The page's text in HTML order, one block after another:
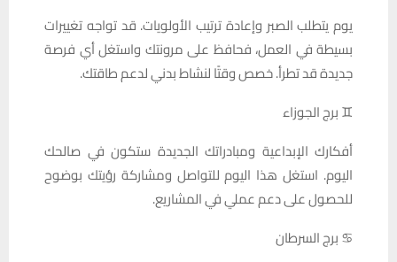
يوم يتطلب الصبر وإعادة ترتيب الأولويات. قد تواجه تغييرات
بسيطة في العمل، فحافظ على مرونتك واستغل أي فرصة
جديدة قد تطرأ. خصص وقتًا لنشاط بدني لدعم طاقتك.
♊ برج الجوزاء
أفكارك الإبداعية ومبادراتك الجديدة ستكون في صالحك
اليوم. استغل هذا اليوم للتواصل ومشاركة رؤيتك بوضوح
للحصول على دعم عملي في المشاريع.
♋ برج السرطان